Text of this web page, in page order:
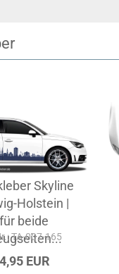
Skyline
Holstein |
beide
TA-007-165
EUR